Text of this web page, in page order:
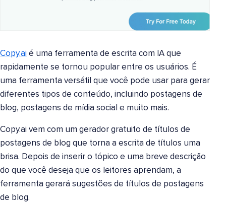
Copy.ai é uma ferramenta de escrita com IA que
rapidamente se tornou popular entre os usuários. É
uma ferramenta versátil que você pode usar para gerar
diferentes tipos de conteúdo, incluindo postagens de
blog, postagens de mídia social e muito mais.
Copy.ai vem com um gerador gratuito de títulos de
postagens de blog que torna a escrita de títulos uma
brisa. Depois de inserir o tópico e uma breve descrição
do que você deseja que os leitores aprendam, a
ferramenta gerará sugestões de títulos de postagens
de blog.